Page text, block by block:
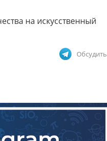
на искусственный
Обсудить